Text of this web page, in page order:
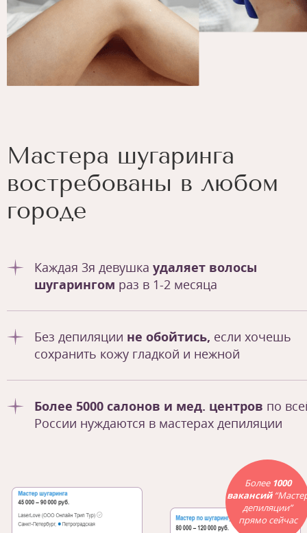
Более 1000
вакансий
депиляции”
прямо сейчас
Мастера шугаринга
востребованы в любом
городе
Каждая 3я девушка удаляет волосы
шугарингом раз в 1-2 месяца
Без депиляции не обойтись, если хочешь
сохранить кожу гладкой и нежной
Более 5000 салонов и мед. центров по
России нуждаются в мастерах депиляции